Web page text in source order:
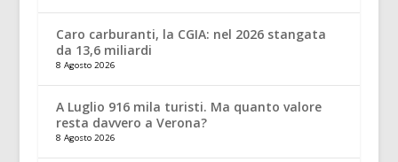
Caro carburanti, la CGIA: nel 2026 stangata
da 13,6 miliardi
8 Agosto 2026
A Luglio 916 mila turisti. Ma quanto valore
resta davvero a Verona?
8 Agosto 2026